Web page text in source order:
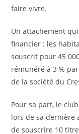
faire vivre.
Un attachement
financier : les
souscrit pour 45
rémunéré à 3 %
de la société du
Pour sa part, le
lors de sa dernière
de souscrire 10